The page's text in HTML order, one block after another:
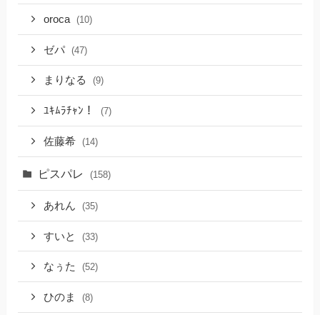
oroca (10)
ゼパ (47)
まりなる (9)
ﾕｷﾑﾗﾁｬﾝ！ (7)
佐藤希 (14)
ピスパレ (158)
あれん (35)
すいと (33)
なぅた (52)
ひのま (8)